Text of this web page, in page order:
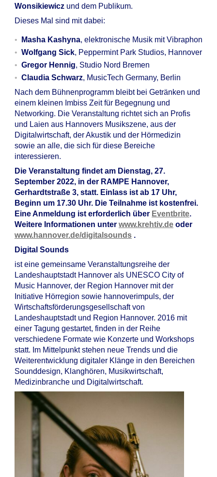
Wonsikiewicz und dem Publikum.
Dieses Mal sind mit dabei:
Masha Kashyna, elektronische Musik mit Vibraphon
Wolfgang Sick, Peppermint Park Studios, Hannover
Gregor Hennig, Studio Nord Bremen
Claudia Schwarz, MusicTech Germany, Berlin
Nach dem Bühnenprogramm bleibt bei Getränken und
einem kleinen Imbiss Zeit für Begegnung und
Networking. Die Veranstaltung richtet sich an Profis
und Laien aus Hannovers Musikszene, aus der
Digitalwirtschaft, der Akustik und der Hörmedizin
sowie an alle, die sich für diese Bereiche
interessieren.
Die Veranstaltung findet am Dienstag, 27.
September 2022, in der RAMPE Hannover,
Gerhardtstraße 3, statt. Einlass ist ab 17 Uhr,
Beginn um 17.30 Uhr. Die Teilnahme ist kostenfrei.
Eine Anmeldung ist erforderlich über Eventbrite.
Weitere Informationen unter www.krehtiv.de oder
www.hannover.de/digitalsounds .
Digital Sounds
ist eine gemeinsame Veranstaltungsreihe der
Landeshauptstadt Hannover als UNESCO City of
Music Hannover, der Region Hannover mit der
Initiative Hörregion sowie hannoverimpuls, der
Wirtschaftsförderungsgesellschaft von
Landeshauptstadt und Region Hannover. 2016 mit
einer Tagung gestartet, finden in der Reihe
verschiedene Formate wie Konzerte und Workshops
statt. Im Mittelpunkt stehen neue Trends und die
Weiterentwicklung digitaler Klänge in den Bereichen
Sounddesign, Klanghören, Musikwirtschaft,
Medizinbranche und Digitalwirtschaft.